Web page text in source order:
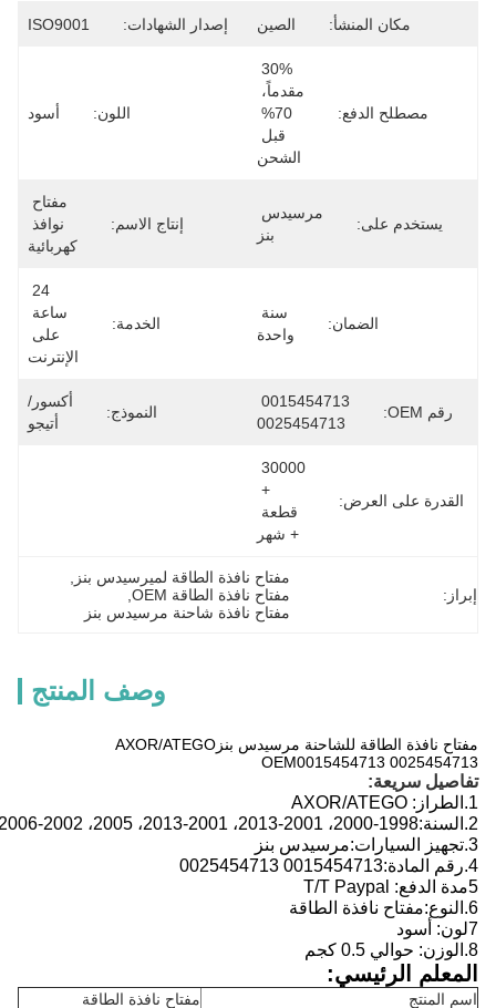
مكان المنشأ: الصين إصدار الشهادات: ISO9001
مصطلح الدفع:
30%
مقدماً،
70%
الشحن
اللون: أسود
يستخدم على:
بنز
إنتاج الاسم:
مفتاح
نوافذ
كهربائية
الضمان:
سنة
واحدة
الخدمة:
24
ساعة
الإنترنت
رقم OEM:
0015454713
0025454713
النموذج:
أكسور/
أتيجو
القدرة على العرض:
30000
+
قطعة
+ شهر
إبراز:
مفتاح نافذة الطاقة لميرسيدس بنز,
مفتاح نافذة الطاقة OEM
,
مفتاح نافذة شاحنة مرسيدس بنز
وصف المنتج
مفتاح نافذة الطاقة للشاحنة مرسيدس بنزAXOR/ATEGO
OEM0015454713 0025454713
تفاصيل سريعة:
1. الطراز: AXOR/ATEGO
2. السنة:1998-2000، 2001-2013، 2001-2013، 2005، 2002-2006،
3. تجهيز السيارات:مرسيدس بنز
4. رقم المادة:0015454713 0025454713
5مدة الدفع: T/T Paypal
6. النوع:مفتاح نافذة الطاقة
7لون: أسود
8. الوزن: حوالي 0.5 كجم
المعلم الرئيسي:
اسم المنتج مفتاح نافذة الطاقة